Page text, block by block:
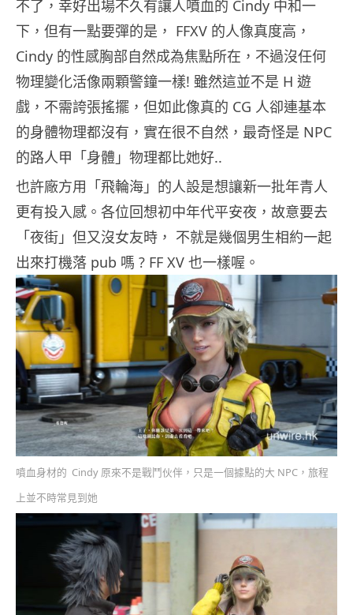
不了，幸好出場不久有讓人噴血的 Cindy 中和一
下，但有一點要彈的是， FFXV 的人像真度高，
Cindy 的性感胸部自然成為焦點所在，不過沒任何
物理變化活像兩顆警鐘一樣! 雖然這並不是 H 遊
戲，不需誇張搖擺，但如此像真的 CG 人卻連基本
的身體物理都沒有，實在很不自然，最奇怪是 NPC
的路人甲「身體」物理都比她好..
也許廠方用「飛輪海」的人設是想讓新一批年青人
更有投入感。各位回想初中年代平安夜，故意要去
「夜街」但又沒女友時， 不就是幾個男生相約一起
出來打機落 pub 嗎 ? FF XV 也一樣喔。
噴血身材的 Cindy 原來不是戰鬥伙伴，只是一個據點的大 NPC，旅程
上並不時常見到她